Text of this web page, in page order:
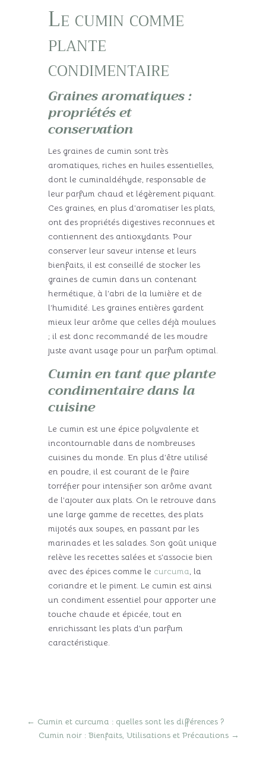
Le cumin comme
plante
condimentaire
Graines aromatiques :
propriétés et
conservation
Les graines de cumin sont très
aromatiques, riches en huiles essentielles,
dont le cuminaldéhyde, responsable de
leur parfum chaud et légèrement piquant.
Ces graines, en plus d’aromatiser les plats,
ont des propriétés digestives reconnues et
contiennent des antioxydants. Pour
conserver leur saveur intense et leurs
bienfaits, il est conseillé de stocker les
graines de cumin dans un contenant
hermétique, à l’abri de la lumière et de
l’humidité. Les graines entières gardent
mieux leur arôme que celles déjà moulues
; il est donc recommandé de les moudre
juste avant usage pour un parfum optimal.
Cumin en tant que plante
condimentaire dans la
cuisine
Le cumin est une épice polyvalente et
incontournable dans de nombreuses
cuisines du monde. En plus d’être utilisé
en poudre, il est courant de le faire
torréfier pour intensifier son arôme avant
de l’ajouter aux plats. On le retrouve dans
une large gamme de recettes, des plats
mijotés aux soupes, en passant par les
marinades et les salades. Son goût unique
relève les recettes salées et s’associe bien
avec des épices comme le curcuma, la
coriandre et le piment. Le cumin est ainsi
un condiment essentiel pour apporter une
touche chaude et épicée, tout en
enrichissant les plats d’un parfum
caractéristique.
← Cumin et curcuma : quelles sont les différences ?
Cumin noir : Bienfaits, Utilisations et Précautions →